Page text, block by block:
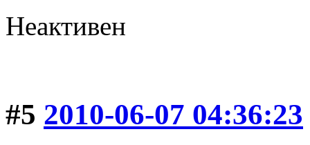
Неактивен
#5 2010-06-07 04:36:23